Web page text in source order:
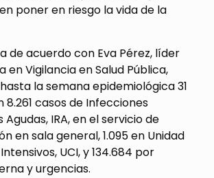
poner en riesgo la vida de la
de acuerdo con Eva Pérez, líder
en Vigilancia en Salud Pública,
la semana epidemiológica 31
casos de Infecciones
IRA, en el servicio de
en sala general, 1.095 en Unidad
UCI, y 134.684 por
y urgencias.